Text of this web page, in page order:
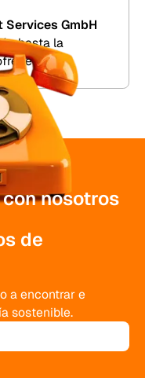
Services GmbH
hasta la
TDD,
comercial de
nosotros
de
a encontrar e
sostenible.